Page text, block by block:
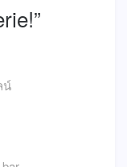
”
น์